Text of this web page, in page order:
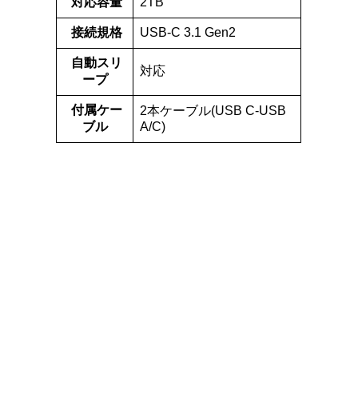
接続規格 USB-C 3.1 Gen2
自動スリ
ープ
対応
付属ケー
ブル
2本ケーブル(USB C-USB
A/C)